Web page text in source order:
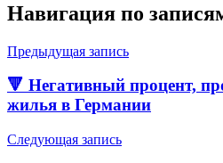
Навигация по
Предыдущая запись
🔻 Негативный процент,
жилья в Германии
Следующая запись